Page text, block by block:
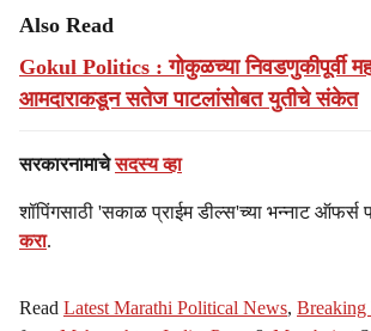
Also Read
Gokul Politics : गोकुळच्या निवडणुकीपूर्वी
आमदाराकडून सतेज पाटलांसोबत युतीचे संकेत
सरकारनामाचेसदस्य व्हा
शॉपिंगसाठी 'सकाळ प्राईम डील्स'च्या भन्नाट ऑफर्स
करा.
Read Latest Marathi Political News,